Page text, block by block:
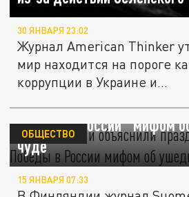
30 ЯНВАРЯ 23:02
Журнал American Thinker
мир находится на пороге
коррупции в Украине и...
В Финляндии объяснили
Победы в России "мифом
чуде"
ОБЩЕСТВО
15 ЯНВАРЯ 07:33